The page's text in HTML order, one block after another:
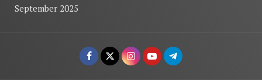
September 2025